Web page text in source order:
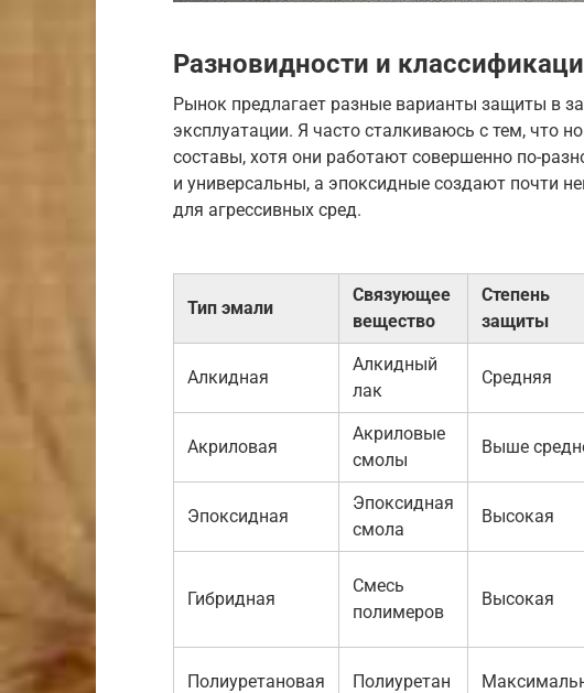
Разновидности и
Рынок предлагает разные варианты защиты в
эксплуатации. Я часто сталкиваюсь с тем, что
составы, хотя они работают совершенно по-
и универсальны, а эпоксидные создают почти
для агрессивных сред.
Тип эмали
Связующее
вещество
Степень
защиты
Алкидная
Алкидный
лак
Средняя
Акриловая
Акриловые
смолы
Выше
Эпоксидная
Эпоксидная
смола
Высокая
Гибридная
Смесь
полимеров
Высокая
Полиуретановая Полиуретан